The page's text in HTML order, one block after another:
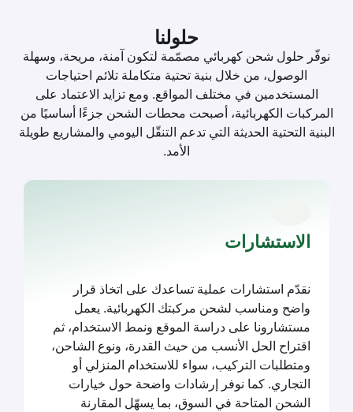
حلولنا
نوفّر حلول شحن كهربائي مصمّمة لتكون آمنة، مريحة، وسهلة
الوصول، من خلال بنية تحتية متكاملة تلائم احتياجات
المستخدمين في مختلف المواقع. ومع تزايد الاعتماد على
المركبات الكهربائية، أصبحت محطات الشحن جزءًا أساسيًا من
البنية التحتية الحديثة التي تدعم التنقّل اليومي والمشاريع طويلة
الأمد.
الاستشارات
نقدّم استشارات عملية تساعدك على اتخاذ قرار
واضح ومناسب لشحن مركبتك الكهربائية. يعمل
مستشارونا على دراسة الموقع ونمط الاستخدام، ثم
اقتراح الحل الأنسب من حيث القدرة، ونوع الشاحن،
ومتطلبات التركيب، سواء للاستخدام المنزلي أو
التجاري. كما نوفر إرشادات واضحة حول خيارات
الشحن المتاحة في السوق، بما يسهّل المقارنة